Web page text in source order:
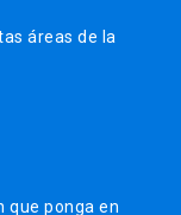
áreas de la
que ponga en